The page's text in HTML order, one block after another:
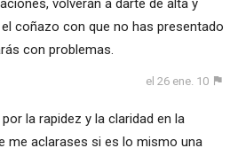
volverán a darte de alta y
coñazo con que no has presentado
con problemas.
el 26 ene. 10
la rapidez y la claridad en la
me aclarases si es lo mismo una